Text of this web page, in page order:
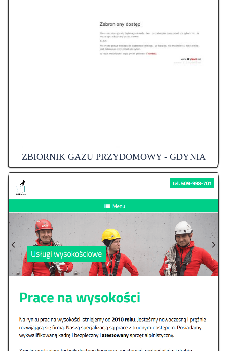
ZBIORNIK GAZU PRZYDOMOWY - GDYNIA